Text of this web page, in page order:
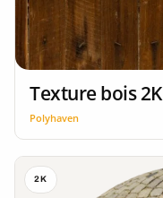
Texture bois 2K
Polyhaven
2K